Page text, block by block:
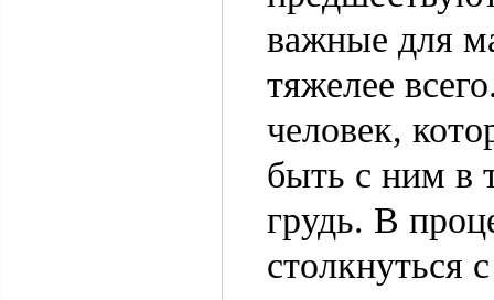
важные для
тяжелее
человек,
быть с ним в
грудь. В
столкнуться